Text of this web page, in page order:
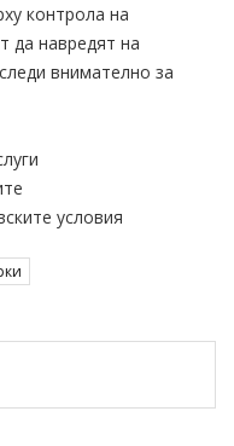
контрола на
да навредят на
внимателно за
условия